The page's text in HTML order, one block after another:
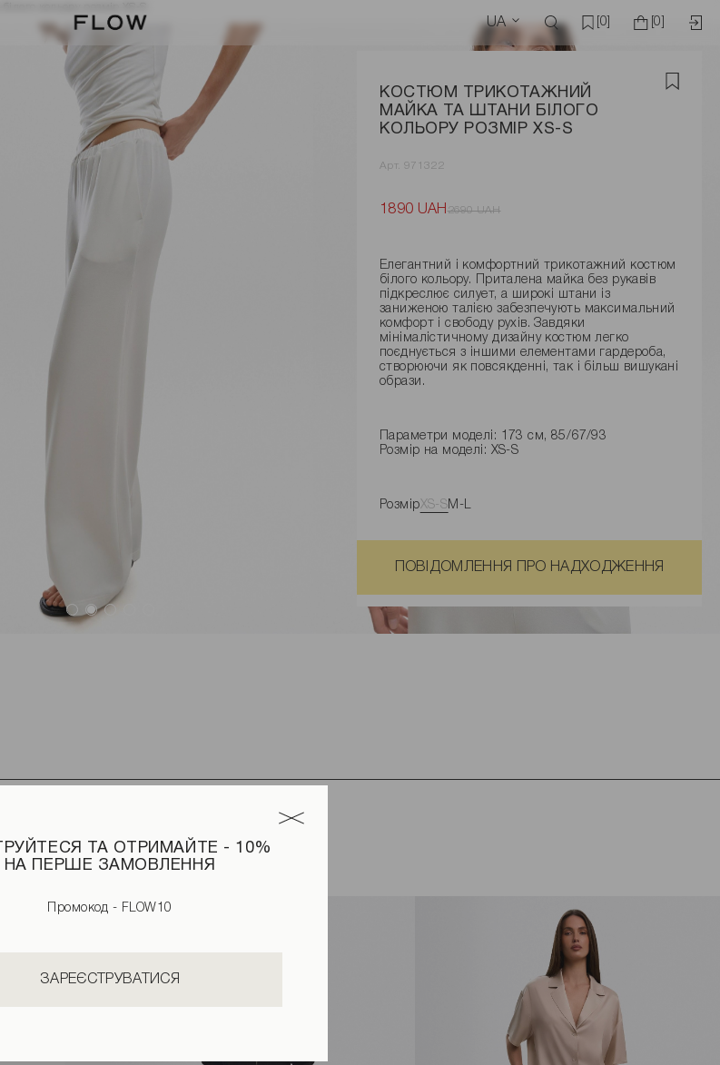
ТА ОТРИМАЙТЕ - 10%
НА ПЕРШЕ ЗАМОВЛЕННЯ
Промокод - FLOW10
ЗАРЕЄСТРУВАТИСЯ
UA [0] [0]
КОСТЮМ ТРИКОТАЖНИЙ
МАЙКА ТА ШТАНИ БІЛОГО
КОЛЬОРУ РОЗМІР XS-S
Арт. 971322
1890 UAH 2690 UAH
Елегантний і комфортний трикотажний костюм
білого кольору. Приталена майка без рукавів
підкреслює силует, а широкі штани із
заниженою талією забезпечують максимальний
комфорт і свободу рухів. Завдяки
мінімалістичному дизайну костюм легко
поєднується з іншими елементами гардероба,
створюючи як повсякденні, так і більш вишукані
образи.
Параметри моделі: 173 см, 85/67/93
Розмір на моделі: XS-S
РозмірXS-SM-L
ПОВІДОМЛЕННЯ ПРО НАДХОДЖЕННЯ
Розміри виробу